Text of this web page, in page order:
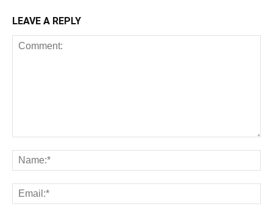
LEAVE A REPLY